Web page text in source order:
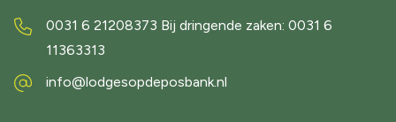
0031 6 21208373 Bij dringende zaken: 0031 6
11363313
info@lodgesopdeposbank.nl